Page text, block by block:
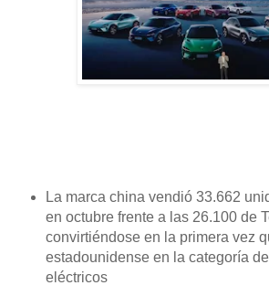
La marca china vendió 33.662
en octubre frente a las 26.100 de
convirtiéndose en la primera vez
estadounidense en la categoría
eléctricos